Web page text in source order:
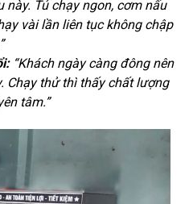
Tủ chạy ngon, cơm nấu
vài lần liên tục không chập
“Khách ngày càng đông nên
Chạy thử thì thấy chất lượng
tâm.”